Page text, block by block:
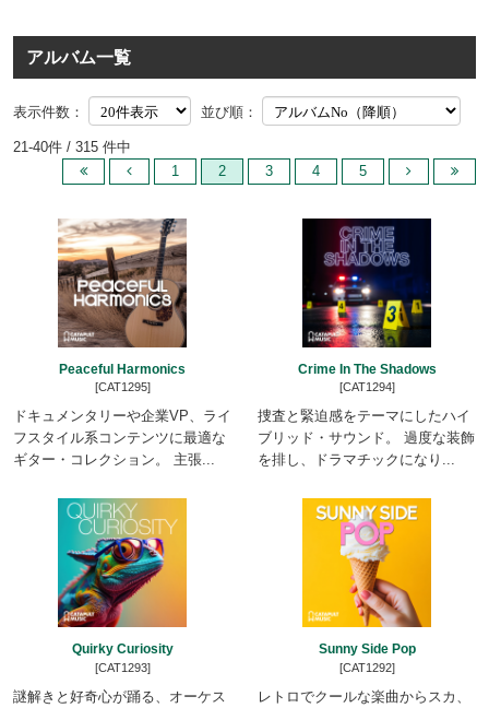
アルバム一覧
表示件数： 並び順：
21-40件 / 315 件中
1
2 3 4 5
Peaceful Harmonics
[CAT1295]
ドキュメンタリーや企業VP、ライ
フスタイル系コンテンツに最適な
ギター・コレクション。 主張...
Crime In The Shadows
[CAT1294]
捜査と緊迫感をテーマにしたハイ
ブリッド・サウンド。 過度な装飾
を排し、ドラマチックになり...
Quirky Curiosity
[CAT1293]
謎解きと好奇心が踊る、オーケス
Sunny Side Pop
[CAT1292]
レトロでクールな楽曲からスカ、